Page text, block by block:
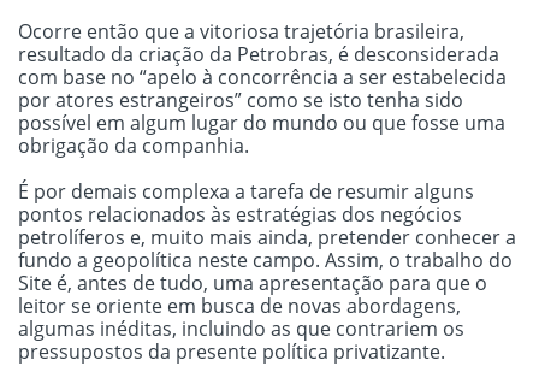
Ocorre então que a vitoriosa trajetória brasileira,
resultado da criação da Petrobras, é desconsiderada
com base no “apelo à concorrência a ser estabelecida
por atores estrangeiros” como se isto tenha sido
possível em algum lugar do mundo ou que fosse uma
obrigação da companhia.
É por demais complexa a tarefa de resumir alguns
pontos relacionados às estratégias dos negócios
petrolíferos e, muito mais ainda, pretender conhecer a
fundo a geopolítica neste campo. Assim, o trabalho do
Site é, antes de tudo, uma apresentação para que o
leitor se oriente em busca de novas abordagens,
algumas inéditas, incluindo as que contrariem os
pressupostos da presente política privatizante.